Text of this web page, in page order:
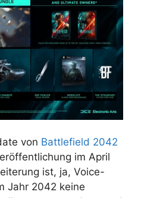
von Battlefield 2042
im April
ist, ja, Voice-
Jahr 2042 keine